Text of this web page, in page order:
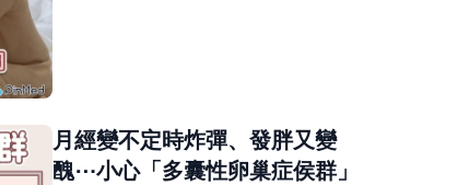
月經變不定時炸彈、發胖又變
醜⋯小心「多囊性卵巢症侯群」